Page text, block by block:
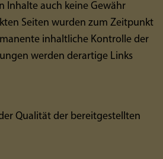
Inhalte auch keine Gewähr
Seiten wurden zum Zeitpunkt
inhaltliche Kontrolle der
werden derartige Links
Qualität der bereitgestellten